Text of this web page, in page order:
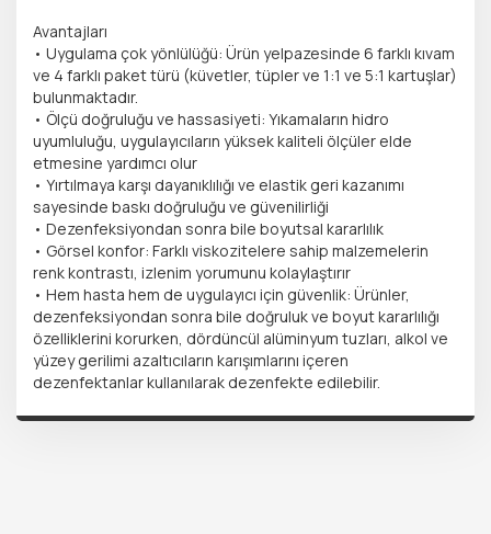
Avantajları
• Uygulama çok yönlülüğü: Ürün yelpazesinde 6 farklı kıvam
ve 4 farklı paket türü (küvetler, tüpler ve 1:1 ve 5:1 kartuşlar)
bulunmaktadır.
• Ölçü doğruluğu ve hassasiyeti: Yıkamaların hidro
uyumluluğu, uygulayıcıların yüksek kaliteli ölçüler elde
etmesine yardımcı olur
• Yırtılmaya karşı dayanıklılığı ve elastik geri kazanımı
sayesinde baskı doğruluğu ve güvenilirliği
• Dezenfeksiyondan sonra bile boyutsal kararlılık
• Görsel konfor: Farklı viskozitelere sahip malzemelerin
renk kontrastı, izlenim yorumunu kolaylaştırır
• Hem hasta hem de uygulayıcı için güvenlik: Ürünler,
dezenfeksiyondan sonra bile doğruluk ve boyut kararlılığı
özelliklerini korurken, dördüncül alüminyum tuzları, alkol ve
yüzey gerilimi azaltıcıların karışımlarını içeren
dezenfektanlar kullanılarak dezenfekte edilebilir.